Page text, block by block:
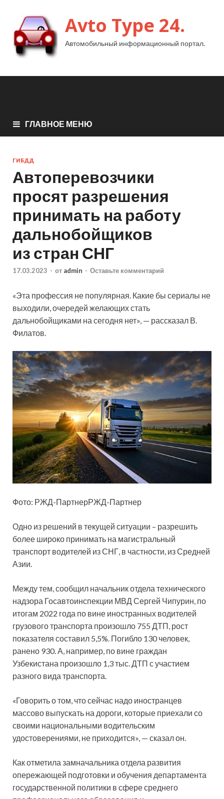
Avto Type 24.
Автомобильный информационный портал.
ГЛАВНОЕ МЕНЮ
ГИБДД
Автоперевозчики
просят разрешения
принимать на работу
дальнобойщиков
из стран СНГ
17.03.2023 - от admin - Оставьте комментарий
«Эта профессия не популярная. Какие бы сериалы не
выходили, очередей желающих стать
дальнобойщиками на сегодня нет», — рассказал В.
Филатов.
Фото: РЖД-ПартнерРЖД-Партнер
Одно из решений в текущей ситуации – разрешить
более широко принимать на магистральный
транспорт водителей из СНГ, в частности, из Средней
Азии.
Между тем, сообщил начальник отдела технического
надзора Госавтоинспекции МВД Сергей Чипурин, по
итогам 2022 года по вине иностранных водителей
грузового транспорта произошло 755 ДТП, рост
показателя составил 5,5%. Погибло 130 человек,
ранено 930. А, например, по вине граждан
Узбекистана произошло 1,3 тыс. ДТП с участием
разного вида транспорта.
«Говорить о том, что сейчас надо иностранцев
массово выпускать на дороги, которые приехали со
своими национальными водительским
удостоверениями, не приходится», — сказал он.
Как отметила замначальника отдела развития
опережающей подготовки и обучения департамента
государственной политики в сфере среднего